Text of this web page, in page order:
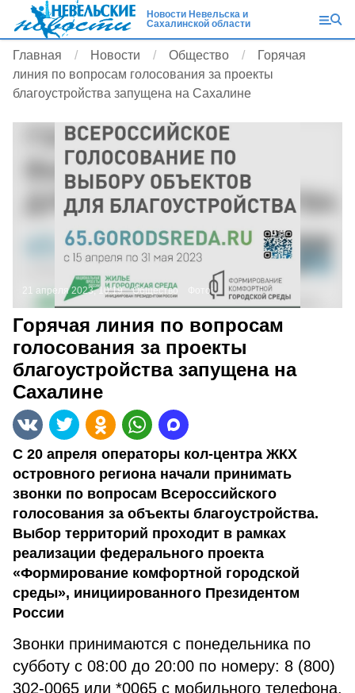
Новости Невельска и
Сахалинской области
Главная Новости Общество
Горячая
линия по вопросам голосования за проекты
благоустройства запущена на Сахалине
21 апреля 2023, 10:19 Общество Фото:
Горячая линия по вопросам
голосования за проекты
благоустройства запущена на
Сахалине
С 20 апреля операторы кол-центра ЖКХ
островного региона начали принимать
звонки по вопросам Всероссийского
голосования за объекты благоустройства.
Выбор территорий проходит в рамках
реализации федерального проекта
«Формирование комфортной городской
среды», инициированного Президентом
России
Звонки принимаются с понедельника по
субботу с 08:00 до 20:00 по номеру: 8 (800)
302-0065 или *0065 с мобильного телефона.